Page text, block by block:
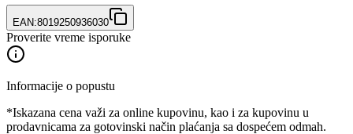
EAN:8019250936030
Proverite vreme isporuke
Informacije o popustu
*Iskazana cena važi za online kupovinu, kao i za kupovinu u
prodavnicama za gotovinski način plaćanja sa dospećem odmah.